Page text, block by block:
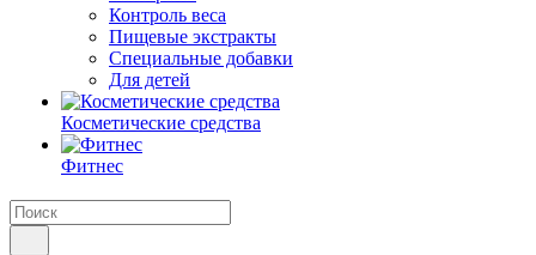
Контроль веса
Пищевые экстракты
Специальные добавки
Для детей
Косметические средства
Фитнес